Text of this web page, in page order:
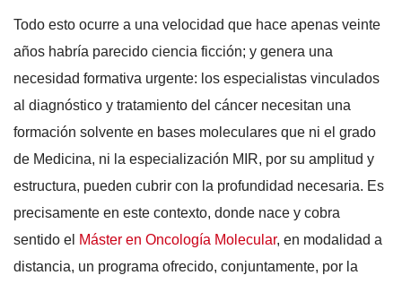
Todo esto ocurre a una velocidad que hace apenas veinte
años habría parecido ciencia ficción; y genera una
necesidad formativa urgente: los especialistas vinculados
al diagnóstico y tratamiento del cáncer necesitan una
formación solvente en bases moleculares que ni el grado
de Medicina, ni la especialización MIR, por su amplitud y
estructura, pueden cubrir con la profundidad necesaria. Es
precisamente en este contexto, donde nace y cobra
sentido el Máster en Oncología Molecular, en modalidad a
distancia, un programa ofrecido, conjuntamente, por la